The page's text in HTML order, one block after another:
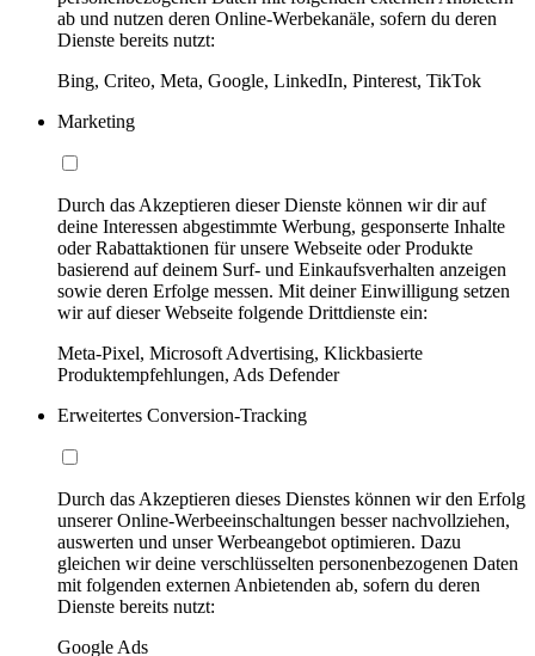
ab und nutzen deren Online-Werbekanäle, sofern du deren
Dienste bereits nutzt:
Bing, Criteo, Meta, Google, LinkedIn, Pinterest, TikTok
Marketing
Durch das Akzeptieren dieser Dienste können wir dir auf
deine Interessen abgestimmte Werbung, gesponserte Inhalte
oder Rabattaktionen für unsere Webseite oder Produkte
basierend auf deinem Surf- und Einkaufsverhalten anzeigen
sowie deren Erfolge messen. Mit deiner Einwilligung setzen
wir auf dieser Webseite folgende Drittdienste ein:
Meta-Pixel, Microsoft Advertising, Klickbasierte
Produktempfehlungen, Ads Defender
Erweitertes Conversion-Tracking
Durch das Akzeptieren dieses Dienstes können wir den Erfolg
unserer Online-Werbeeinschaltungen besser nachvollziehen,
auswerten und unser Werbeangebot optimieren. Dazu
gleichen wir deine verschlüsselten personenbezogenen Daten
mit folgenden externen Anbietenden ab, sofern du deren
Dienste bereits nutzt:
Google Ads